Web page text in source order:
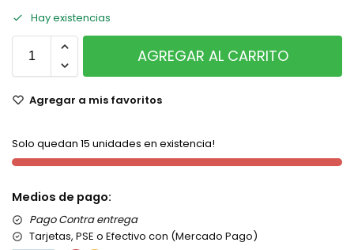
Hay existencias
AGREGAR AL CARRITO
Agregar a mis favoritos
Solo quedan 15 unidades en existencia!
Medios de pago:
Pago Contra entrega
Tarjetas, PSE o Efectivo con (Mercado Pago)